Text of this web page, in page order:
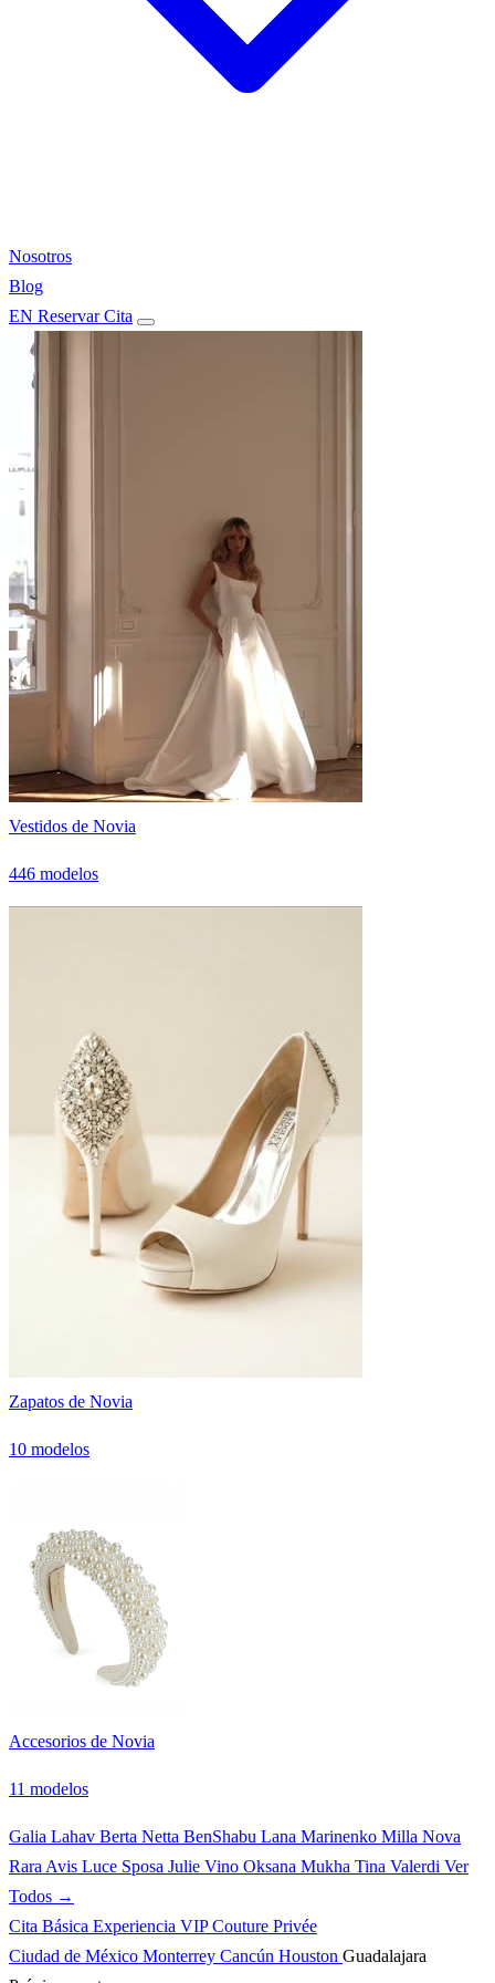
Nosotros
Blog
EN Reservar Cita
Vestidos de Novia
446 modelos
Zapatos de Novia
10 modelos
Accesorios de Novia
11 modelos
Galia Lahav Berta Netta BenShabu Lana Marinenko Milla Nova
Rara Avis Luce Sposa Julie Vino Oksana Mukha Tina Valerdi Ver
Todos →
Cita Básica Experiencia VIPCouture Privée
Ciudad de México Monterrey Cancún Houston Guadalajara